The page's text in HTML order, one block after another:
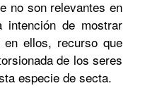
no son relevantes en
de mostrar
ellos, recurso que
de los seres
especie de secta.